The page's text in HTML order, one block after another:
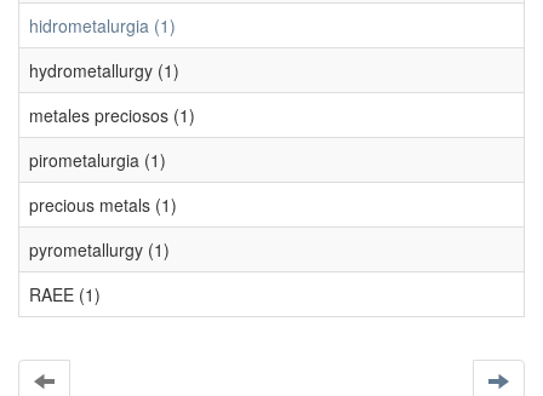
hidrometalurgia (1)
hydrometallurgy (1)
metales preciosos (1)
pirometalurgia (1)
precious metals (1)
pyrometallurgy (1)
RAEE (1)